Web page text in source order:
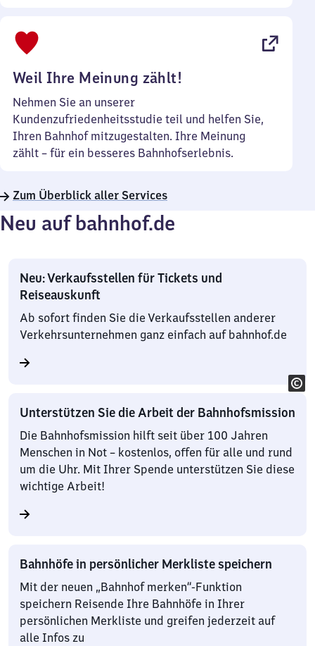
Weil Ihre Meinung zählt!
Nehmen Sie an unserer
Kundenzufriedenheitsstudie teil und helfen Sie,
Ihren Bahnhof mitzugestalten. Ihre Meinung
zählt – für ein besseres Bahnhofserlebnis.
Zum Überblick aller Services
Neu auf bahnhof.de
Neu: Verkaufsstellen für Tickets und
Reiseauskunft
Ab sofort finden Sie die Verkaufsstellen anderer
Verkehrsunternehmen ganz einfach auf bahnhof.de
Unterstützen Sie die Arbeit der Bahnhofsmission
Die Bahnhofsmission hilft seit über 100 Jahren
Menschen in Not – kostenlos, offen für alle und rund
um die Uhr. Mit Ihrer Spende unterstützen Sie diese
wichtige Arbeit!
Bahnhöfe in persönlicher Merkliste speichern
Mit der neuen „Bahnhof merken“-Funktion
speichern Reisende Ihre Bahnhöfe in Ihrer
persönlichen Merkliste und greifen jederzeit auf
alle Infos zu